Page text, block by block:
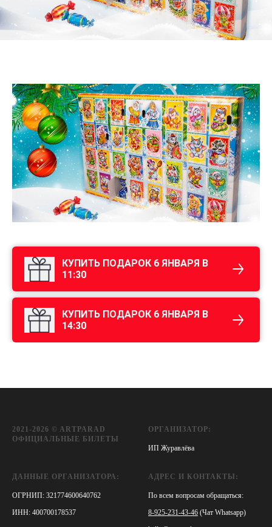
КУПИТЬ ПОДАРОК 6 ЯНВАРЯ В
11:30
КУПИТЬ ПОДАРОК 6 ЯНВАРЯ В
14:30
2021-2026 © ARTPARAD
ОФИЦИАЛЬНЫЕ БИЛЕТЫ
ОРГАНИЗАТОР:
ИП Журавлёва
ДАННЫЕ ОРГАНИЗАТОРА:
ОГРНИП: 321774600640762
ИНН: 400700178537
АДРЕС И КОНТАКТЫ:
По всем вопросам обращаться:
8-925-231-43-46 (Чат Whatsapp)